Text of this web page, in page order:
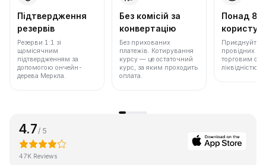
Підтвердження
резервів
Резерви 1:1 зі
щомісячним
підтвердженням за
допомогою ончейн-
дерева Меркла.
Без комісій за
конвертацію
Без прихованих
платежів. Котирування
курсу — це остаточний
курс, за яким проходить
оплата.
Понад 86
Приєднуйтеся
провідних
торговим
ліквідністю.
4.7 / 5
47K Reviews